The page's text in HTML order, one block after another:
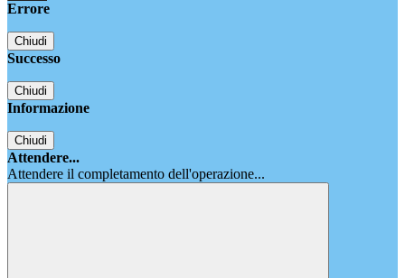
Errore
Chiudi
Successo
Chiudi
Informazione
Chiudi
Attendere...
Attendere il completamento dell'operazione...